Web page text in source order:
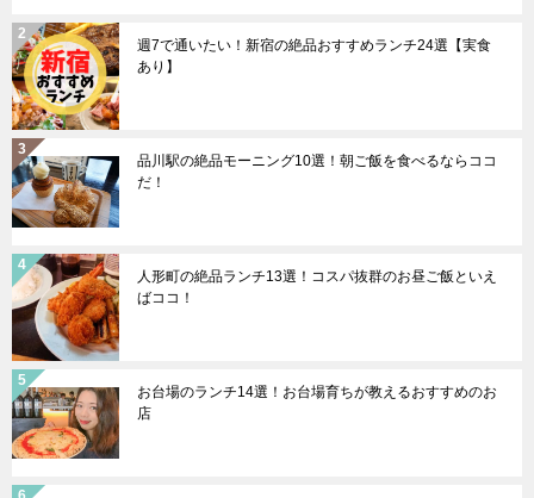
週7で通いたい！新宿の絶品おすすめランチ24選【実食
あり】
品川駅の絶品モーニング10選！朝ご飯を食べるならココ
だ！
人形町の絶品ランチ13選！コスパ抜群のお昼ご飯といえ
ばココ！
お台場のランチ14選！お台場育ちが教えるおすすめのお
店